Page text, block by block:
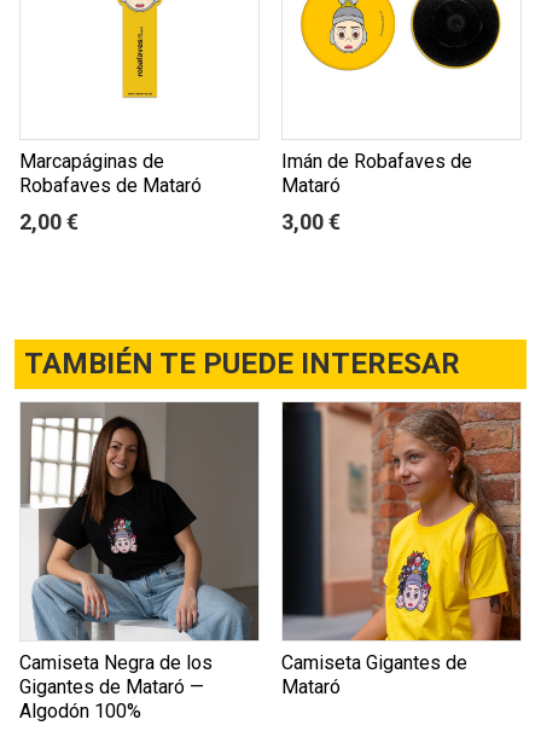
Marcapáginas de
Robafaves de Mataró
2,00 €
Imán de Robafaves de
Mataró
3,00 €
TAMBIÉN TE PUEDE INTERESAR
Camiseta Negra de los
Gigantes de Mataró —
Algodón 100%
Camiseta Gigantes de
Mataró